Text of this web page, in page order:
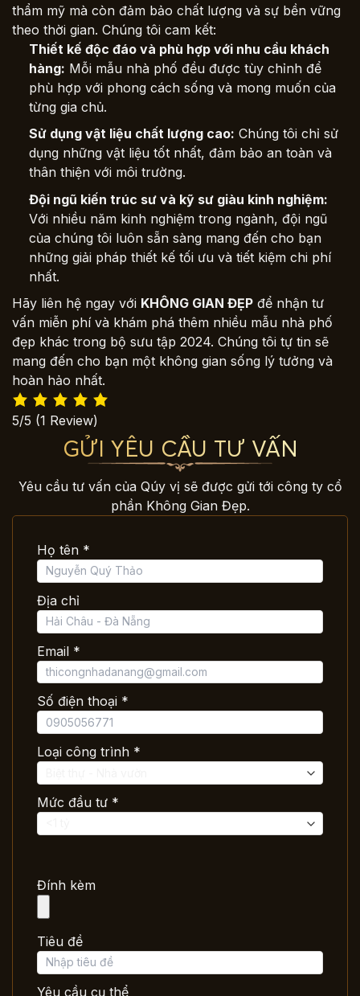
thẩm mỹ mà còn đảm bảo chất lượng và sự bền vững
theo thời gian. Chúng tôi cam kết:
Thiết kế độc đáo và phù hợp với nhu cầu khách
hàng: Mỗi mẫu nhà phố đều được tùy chỉnh để
phù hợp với phong cách sống và mong muốn của
từng gia chủ.
Sử dụng vật liệu chất lượng cao: Chúng tôi chỉ sử
dụng những vật liệu tốt nhất, đảm bảo an toàn và
thân thiện với môi trường.
Đội ngũ kiến trúc sư và kỹ sư giàu kinh nghiệm:
Với nhiều năm kinh nghiệm trong ngành, đội ngũ
của chúng tôi luôn sẵn sàng mang đến cho bạn
những giải pháp thiết kế tối ưu và tiết kiệm chi phí
nhất.
Hãy liên hệ ngay với KHÔNG GIAN ĐẸP để nhận tư
vấn miễn phí và khám phá thêm nhiều mẫu nhà phố
đẹp khác trong bộ sưu tập 2024. Chúng tôi tự tin sẽ
mang đến cho bạn một không gian sống lý tưởng và
hoàn hảo nhất.
5/5 (1 Review)
GỬI YÊU CẦU TƯ VẤN
Yêu cầu tư vấn của Qúy vị sẽ được gửi tới công ty cổ
phần Không Gian Đẹp.
Họ tên *
Địa chỉ
Email *
Số điện thoại *
Loại công trình *
Mức đầu tư *
Đính kèm
Tiêu đề
Yêu cầu cụ thể